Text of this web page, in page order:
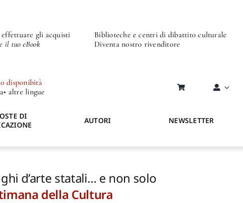
gli acquisti
il tuo eBook
Biblioteche e centri di dibattito culturale
Diventa nostro rivenditore
disponibità
• altre lingue
DI
AUTORI NEWSLETTER
d’arte statali… e non solo
della Cultura